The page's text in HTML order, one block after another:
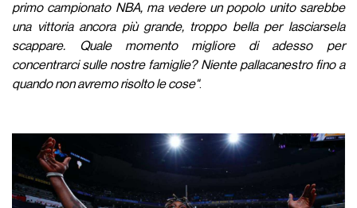
primo campionato NBA, ma vedere un popolo unito sarebbe
una vittoria ancora più grande, troppo bella per lasciarsela
scappare. Quale momento migliore di adesso per
concentrarci sulle nostre famiglie? Niente pallacanestro fino a
quando non avremo risolto le cose".